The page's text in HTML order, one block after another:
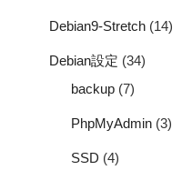
Debian9-Stretch (14)
Debian設定 (34)
backup (7)
PhpMyAdmin (3)
SSD (4)